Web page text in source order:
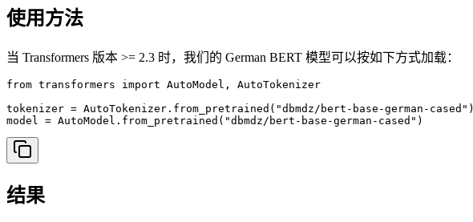
使用方法
当 Transformers 版本 >= 2.3 时，我们的 German BERT 模型可以按如下方式加载：
from transformers import AutoModel, AutoTokenizer
tokenizer = AutoTokenizer.from_pretrained("dbmdz/bert-base-german-cased")
model = AutoModel.from_pretrained("dbmdz/bert-base-german-cased")
结果